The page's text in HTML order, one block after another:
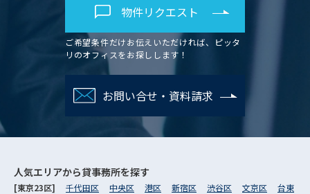
物件リクエスト
ご希望条件だけお伝えいただければ、ピッタ
リのオフィスをお探しします！
お問い合せ・資料請求
人気エリアから貸事務所を探す
[東京23区] 千代田区 中央区 港区 新宿区 渋谷区 文京区
台東